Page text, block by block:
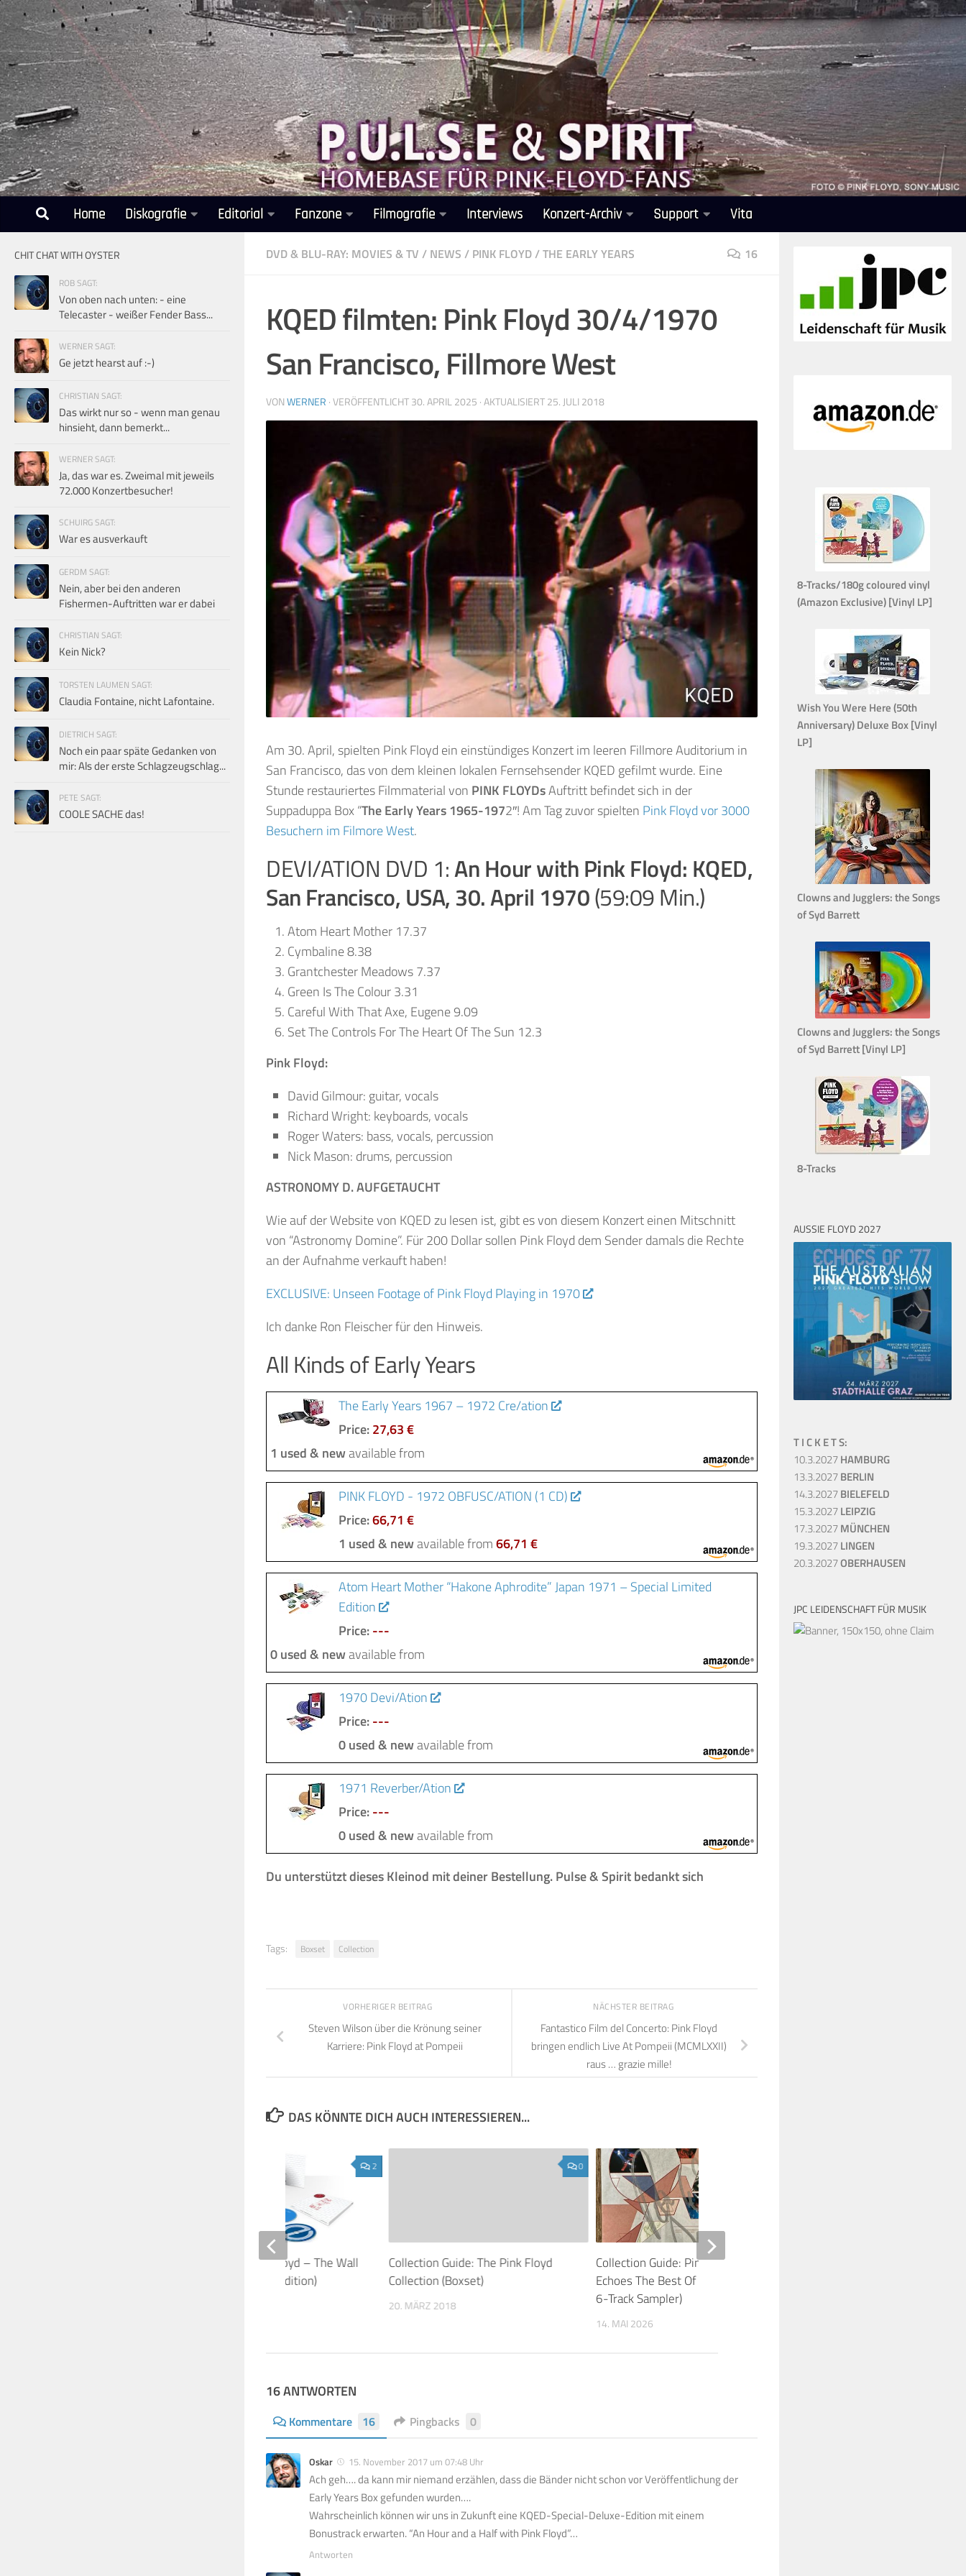
Unter dem Inhalt
Home Diskografie Editorial Fanzone Filmografie Interviews Konzert-Archiv Support Vita
DVD & BLU-RAY: MOVIES & TV / NEWS / PINK FLOYD/THE EARLY YEARS 16
KQED filmten: Pink Floyd 30/4/1970
San Francisco, Fillmore West
VONWERNER · VERÖFFENTLICHT30. APRIL 2025 · AKTUALISIERT25. JULI 2018
Am 30. April, spielten Pink Floyd ein einstündiges Konzert im leeren Fillmore Auditorium in
San Francisco, das von dem kleinen lokalen Fernsehsender KQED gefilmt wurde. Eine
Stunde restauriertes Filmmaterial von PINK FLOYDsAuftritt befindet sich in der
Suppaduppa Box “The Early Years 1965-1972″! Am Tag zuvor spielten Pink Floyd vor 3000
Besuchern im Filmore West.
DEVI/ATION DVD 1:An Hour with Pink Floyd: KQED,
San Francisco, USA, 30. April 1970(59:09 Min.)
Atom Heart Mother 17.37
Cymbaline 8.38
Grantchester Meadows 7.37
Green Is The Colour 3.31
Careful With That Axe, Eugene 9.09
Set The Controls For The Heart Of The Sun 12.3
Pink Floyd:
David Gilmour: guitar, vocals
Richard Wright: keyboards, vocals
Roger Waters: bass, vocals, percussion
Nick Mason: drums, percussion
ASTRONOMY D. AUFGETAUCHT
Wie auf der Website von KQED zu lesen ist, gibt es von diesem Konzert einen Mitschnitt
von “Astronomy Domine”. Für 200 Dollar sollen Pink Floyd dem Sender damals die Rechte
an der Aufnahme verkauft haben!
EXCLUSIVE: Unseen Footage of Pink Floyd Playing in 1970
Ich danke Ron Fleischer für den Hinweis.
All Kinds of Early Years
The Early Years 1967 – 1972 Cre/ation
Price:27,63 €
1 used & newavailable from
PINK FLOYD - 1972 OBFUSC/ATION (1 CD)
Price:66,71 €
1 used & newavailable from66,71 €
Atom Heart Mother “Hakone Aphrodite” Japan 1971 – Special Limited
Edition
Price:---
0 used & newavailable from
1970 Devi/Ation
Price:---
0 used & newavailable from
1971 Reverber/Ation
Price:---
0 used & newavailable from
Du unterstützt dieses Kleinod mit deiner Bestellung.Pulse & Spirit bedankt sich
Tags: Boxset Collection
NÄCHSTER BEITRAG
Fantastico Film del Concerto: Pink Floyd
bringen endlich Live At Pompeii (MCMLXXII)
raus … grazie mille!
VORHERIGER BEITRAG
Steven Wilson über die Krönung seiner
Karriere: Pink Floyd at Pompeii
DAS KÖNNTE DICH AUCH INTERESSIEREN...
0
Collection Guide: The Pink Floyd
Collection (Boxset)
20. MÄRZ 2018
Collection Guide: Pink Floyd –
Echoes The Best Of Pink Floyd (8 &
6-Track Sampler)
14. MAI 2026
2
Diskografie: Pink Floyd – The Wall
(3-CD, Experience Edition)
16 ANTWORTEN
Kommentare 16 Pingbacks 0
Oskar 15. November 2017 um 07:48 Uhr
Ach geh…. da kann mir niemand erzählen, dass die Bänder nicht schon vor Veröffentlichung der
Early Years Box gefunden wurden….
Wahrscheinlich können wir uns in Zukunft eine KQED-Special-Deluxe-Edition mit einem
Bonustrack erwarten. “An Hour and a Half with Pink Floyd”…
Antworten
CHIT CHAT WITH OYSTER
ROB SAGT:
Von oben nach unten: - eine
Telecaster - weißer Fender Bass...
WERNER SAGT:
Ge jetzt hearst auf :-)
CHRISTIAN SAGT:
Das wirkt nur so - wenn man genau
hinsieht, dann bemerkt...
WERNER SAGT:
Ja, das war es. Zweimal mit jeweils
72.000 Konzertbesucher!
SCHUIRG SAGT:
War es ausverkauft
GERDM SAGT:
Nein, aber bei den anderen
Fishermen-Auftritten war er dabei
CHRISTIAN SAGT:
Kein Nick?
TORSTEN LAUMEN SAGT:
Claudia Fontaine, nicht Lafontaine.
DIETRICH SAGT:
Noch ein paar späte Gedanken von
mir: Als der erste Schlagzeugschlag...
PETE SAGT:
COOLE SACHE das!
8-Tracks/180g coloured vinyl
(Amazon Exclusive) [Vinyl LP]
Wish You Were Here (50th
Anniversary) Deluxe Box [Vinyl
LP]
Clowns and Jugglers: the Songs
of Syd Barrett
Clowns and Jugglers: the Songs
of Syd Barrett [Vinyl LP]
8-Tracks
AUSSIE FLOYD 2027
T I C K E T S:
10.3.2027HAMBURG
13.3.2027BERLIN
14.3.2027BIELEFELD
15.3.2027LEIPZIG
17.3.2027MÜNCHEN
19.3.2027LINGEN
20.3.2027OBERHAUSEN
JPC LEIDENSCHAFT FÜR MUSIK